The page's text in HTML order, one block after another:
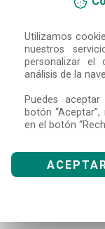
Utilizamos
nuestros
personalizar el
análisis de la
Puedes
botón
en el botón